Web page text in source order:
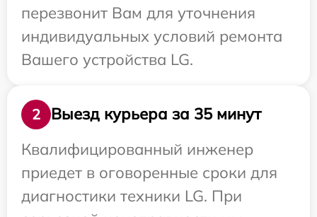
перезвонит Вам для уточнения
индивидуальных условий ремонта
Вашего устройства LG.
2
Выезд курьера за 35 минут
Квалифицированный инженер
приедет в оговоренные сроки для
диагностики техники LG. При